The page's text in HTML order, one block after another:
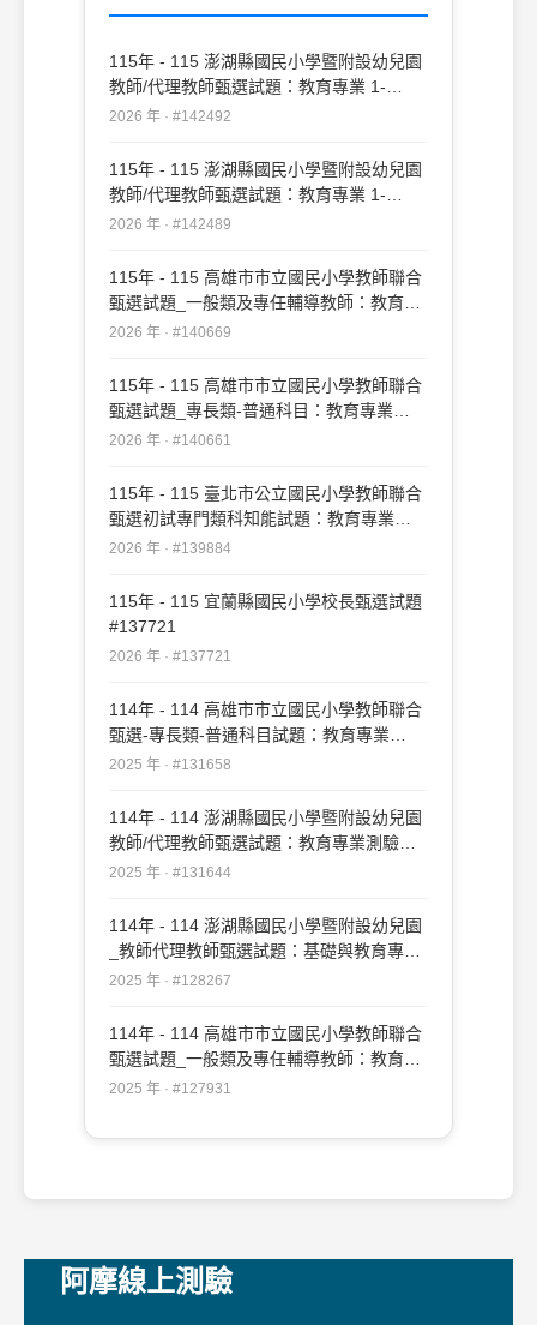
115年 - 115 澎湖縣國民小學暨附設幼兒園
教師/代理教師甄選試題：教育專業 1-
20#142492
2026 年 · #142492
115年 - 115 澎湖縣國民小學暨附設幼兒園
教師/代理教師甄選試題：教育專業 1-
50#142489
2026 年 · #142489
115年 - 115 高雄市市立國民小學教師聯合
甄選試題_一般類及專任輔導教師：教育專
業#140669
2026 年 · #140669
115年 - 115 高雄市市立國民小學教師聯合
甄選試題_專長類-普通科目：教育專業
#140661
2026 年 · #140661
115年 - 115 臺北市公立國民小學教師聯合
甄選初試專門類科知能試題：教育專業
#139884
2026 年 · #139884
115年 - 115 宜蘭縣國民小學校長甄選試題
#137721
2026 年 · #137721
114年 - 114 高雄市市立國民小學教師聯合
甄選-專長類-普通科目試題：教育專業
#131658
2025 年 · #131658
114年 - 114 澎湖縣國民小學暨附設幼兒園
教師/代理教師甄選試題：教育專業測驗
#131644
2025 年 · #131644
114年 - 114 澎湖縣國民小學暨附設幼兒園
_教師代理教師甄選試題：基礎與教育專業
測驗#128267
2025 年 · #128267
114年 - 114 高雄市市立國民小學教師聯合
甄選試題_一般類及專任輔導教師：教育專
業#127931
2025 年 · #127931
阿摩線上測驗